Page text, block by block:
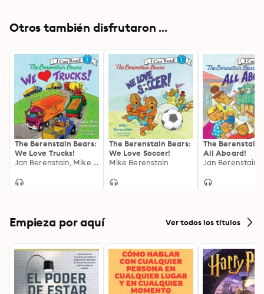
Otros también disfrutaron ...
The Berenstain Bears:
We Love Trucks!
Jan Berenstain, Mike Berenstain
The Berenstain Bears:
We Love Soccer!
Mike Berenstain
The Berenstain
All Aboard!
Empieza por aquí Ver todos los títulos